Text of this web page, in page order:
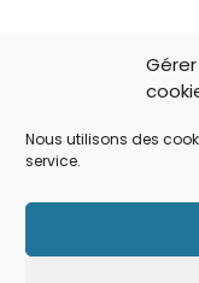
Nous utilisons des
service.